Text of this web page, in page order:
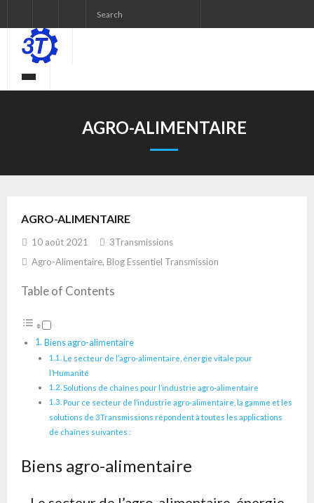
AGRO-ALIMENTAIRE
AGRO-ALIMENTAIRE
10 août 2021
3Transmissions
Agro-Alimentaire, Blog Essentiel Transmission
Table of Contents
Biens agro-alimentaire
Le secteur de l’agro-alimentaire, énergie vitale pour
l’Humanité
Solutions de chaînes pour l’industrie agro-alimentaire
Pour ce secteur de l’industrie agro-alimentaire, la gamme et les
solutions de 3Transmissions répondent à toutes les applications
de chaînes suivantes :
Biens agro-alimentaire